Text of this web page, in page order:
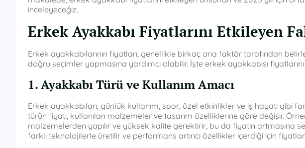
inceleyeceğiz.
Erkek Ayakkabı Fiyatlarını Etkileyen
Erkek ayakkabılarının fiyatları, genellikle birkaç ana faktör tarafından
doğru seçimler yapmasına yardımcı olabilir. İşte erkek ayakkabısı
1. Ayakkabı Türü ve Kullanım Amacı
Erkek ayakkabıları, günlük kullanım, spor, özel etkinlikler ve iş hayatı gibi
türün fiyatı, kullanılan malzemeler ve tasarım özelliklerine göre değişir.
malzemelerden yapılır ve yüksek kalite gerektirir, bu da fiyatın artmasına
farklı teknolojilerle üretilir ve performans artırıcı özellikler içerdiği için